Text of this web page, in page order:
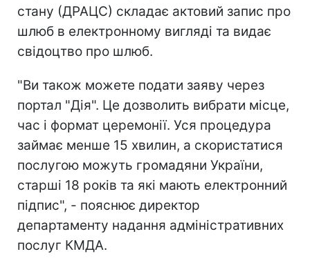
стану (ДРАЦС) складає актовий запис про
шлюб в електронному вигляді та видає
свідоцтво про шлюб.
"Ви також можете подати заяву через
портал "Дія". Це дозволить вибрати місце,
час і формат церемонії. Уся процедура
займає менше 15 хвилин, а скористатися
послугою можуть громадяни України,
старші 18 років та які мають електронний
підпис", - пояснює директор
департаменту надання адміністративних
послуг КМДА.